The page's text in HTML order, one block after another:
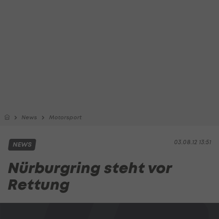
News Motorsport
03.08.12 13:51
NEWS
Nürburgring steht vor
Rettung